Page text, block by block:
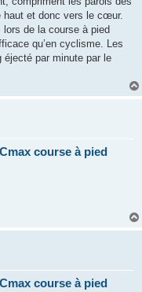
haut et donc vers le cœur.
lors de la course à pied
qu’en cyclisme. Les
éjecté par minute par le
course à pied
course à pied